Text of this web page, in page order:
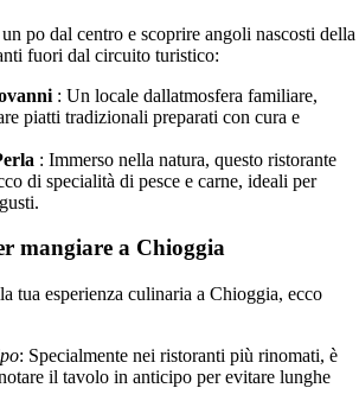
po dal centro e scoprire angoli nascosti della
fuori dal circuito turistico:
: Un locale dallatmosfera familiare,
piatti tradizionali preparati con cura e
: Immerso nella natura, questo ristorante
di specialità di pesce e carne, ideali per
mangiare a Chioggia
tua esperienza culinaria a Chioggia, ecco
: Specialmente nei ristoranti più rinomati, è
il tavolo in anticipo per evitare lunghe